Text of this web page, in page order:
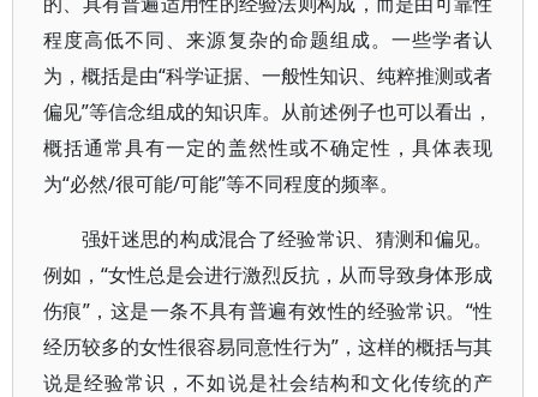
程度高低不同、来源复杂的命题组成。一些学者认
为，概括是由“科学证据、一般性知识、纯粹推测或者
偏见”等信念组成的知识库。从前述例子也可以看出，
概括通常具有一定的盖然性或不确定性，具体表现
为“必然/很可能/可能”等不同程度的频率。
强奸迷思的构成混合了经验常识、猜测和偏见。
例如，“女性总是会进行激烈反抗，从而导致身体形成
伤痕”，这是一条不具有普遍有效性的经验常识。“性
经历较多的女性很容易同意性行为”，这样的概括与其
说是经验常识，不如说是社会结构和文化传统的产